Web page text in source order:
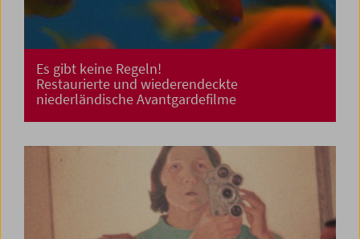
Es gibt keine Regeln!
Restaurierte und wiederendeckte
niederländische Avantgardefilme